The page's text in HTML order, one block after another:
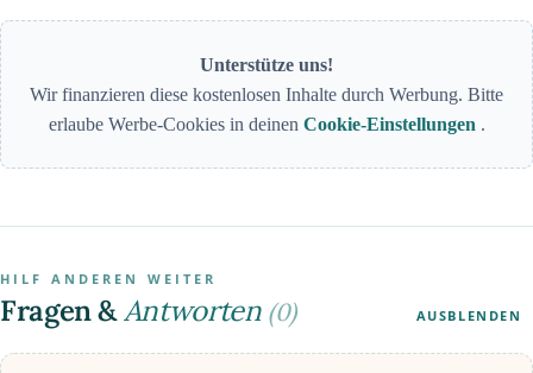
Unterstütze uns!
Wir finanzieren diese kostenlosen Inhalte durch Werbung. Bitte
erlaube Werbe-Cookies in deinen Cookie-Einstellungen .
HILF ANDEREN WEITER
Fragen &Antworten (0) AUSBLENDEN